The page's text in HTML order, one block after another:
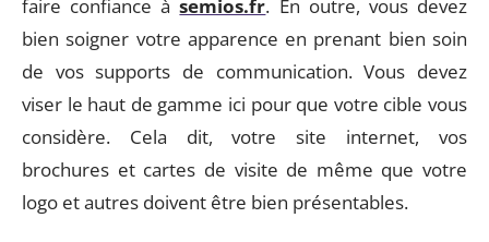
faire confiance àsemios.fr. En outre, vous devez
bien soigner votre apparence en prenant bien soin
de vos supports de communication. Vous devez
viser le haut de gamme ici pour que votre cible vous
considère. Cela dit, votre site internet, vos
brochures et cartes de visite de même que votre
logo et autres doivent être bien présentables.